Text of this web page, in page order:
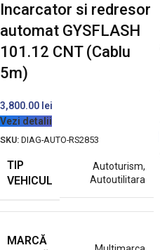
Incarcator si redresor
automat GYSFLASH
101.12 CNT (Cablu
5m)
3,800.00 lei
Vezi detalii
SKU: DIAG-AUTO-RS2853
TIP
VEHICUL
Autoturism,
Autoutilitara
MARCĂ